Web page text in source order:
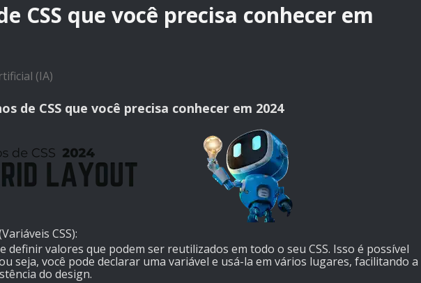
CSS que você precisa conhecer em
(IA)
de CSS que você precisa conhecer em 2024
CSS):
definir valores que podem ser reutilizados em todo o seu CSS. Isso é possível
seja, você pode declarar uma variável e usá-la em vários lugares, facilitando a
do design.